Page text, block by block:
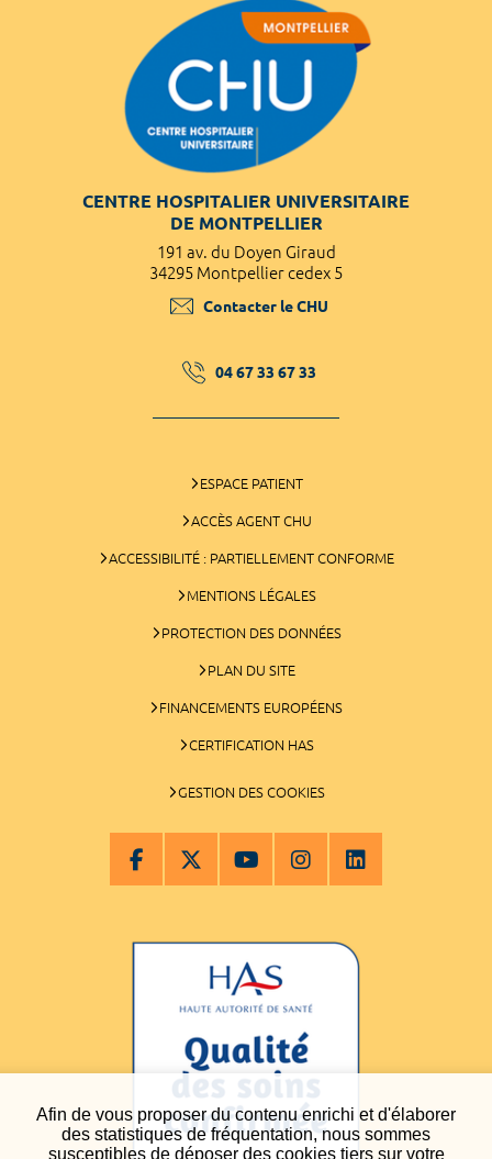
Afin de vous proposer du contenu enrichi et d'élaborer
des statistiques de fréquentation, nous sommes
susceptibles de déposer des cookies tiers sur votre
CENTRE HOSPITALIER UNIVERSITAIRE
DE MONTPELLIER
191 av. du Doyen Giraud
34295 Montpellier cedex 5
Contacter le CHU
04 67 33 67 33
ESPACE PATIENT
ACCÈS AGENT CHU
ACCESSIBILITÉ : PARTIELLEMENT CONFORME
MENTIONS LÉGALES
PROTECTION DES DONNÉES
PLAN DU SITE
FINANCEMENTS EUROPÉENS
CERTIFICATION HAS
GESTION DES COOKIES